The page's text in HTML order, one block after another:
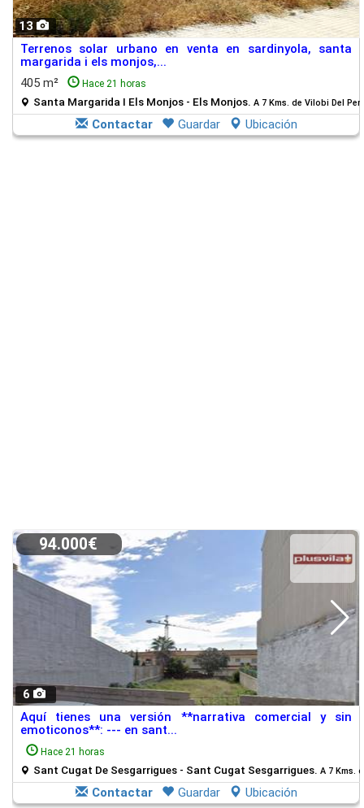
13
Terrenos solar urbano en venta en sardinyola, santa
margarida i els monjos,...
405 m²
Hace 21 horas
Santa Margarida I Els Monjos - Els Monjos. A 7 Kms. de Vilobi Del
Contactar Guardar Ubicación
6
94.000€
Aquí tienes una versión **narrativa comercial y sin
emoticonos**: --- en sant...
Hace 21 horas
Sant Cugat De Sesgarrigues - Sant Cugat Sesgarrigues. A 7 Kms.
Contactar Guardar Ubicación